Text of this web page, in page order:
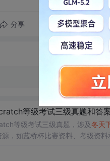
分享 转发到动态
等级考试三级真题和答
等级考试三级真题，涉及冬天
，如蓝桥杯比赛资料、考级资料